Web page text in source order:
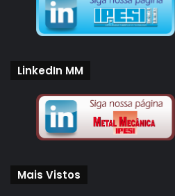
LinkedIn MM
Mais Vistos